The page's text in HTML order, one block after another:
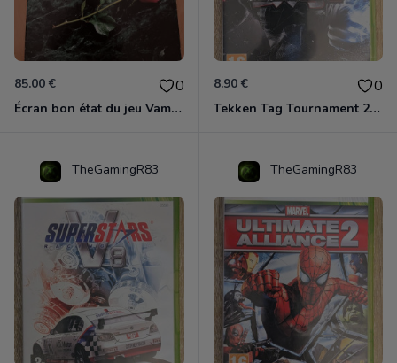
85.00 € 0
Écran bon état du jeu Vampire et livre de règles « la mascarade » état d’usage
8.90 € 0
Tekken Tag Tournament 2 Xbox 360
TheGamingR83 TheGamingR83